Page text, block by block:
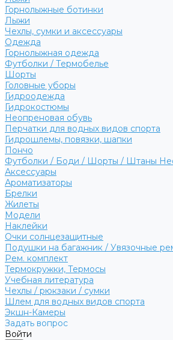
Горнолыжные ботинки
Лыжи
Чехлы, сумки и аксессуары
Одежда
Горнолыжная одежда
Футболки / Термобелье
Шорты
Головные уборы
Гидроодежда
Гидрокостюмы
Неопреновая обувь
Перчатки для водных видов спорта
Гидрошлемы, повязки, шапки
Пончо
Футболки / Боди / Шорты / Штаны
Аксессуары
Ароматизаторы
Брелки
Жилеты
Модели
Наклейки
Очки солнцезащитные
Подушки на багажник / Увязочные
Рем. комплект
Термокружки, Термосы
Учебная литература
Чехлы / рюкзаки / сумки
Шлем для водных видов спорта
Экшн-Камеры
Задать вопрос
Войти